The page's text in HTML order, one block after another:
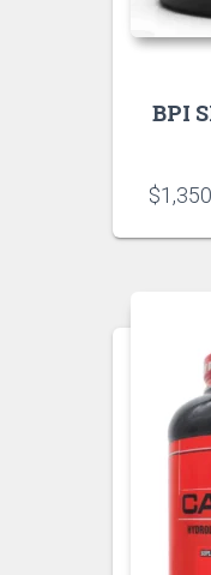
BPI
$